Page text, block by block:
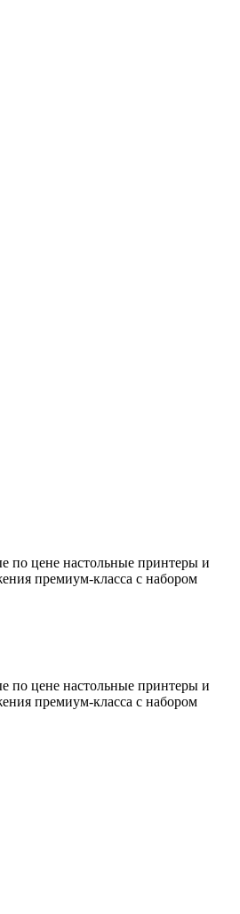
по цене настольные принтеры и
премиум-класса с набором
по цене настольные принтеры и
премиум-класса с набором